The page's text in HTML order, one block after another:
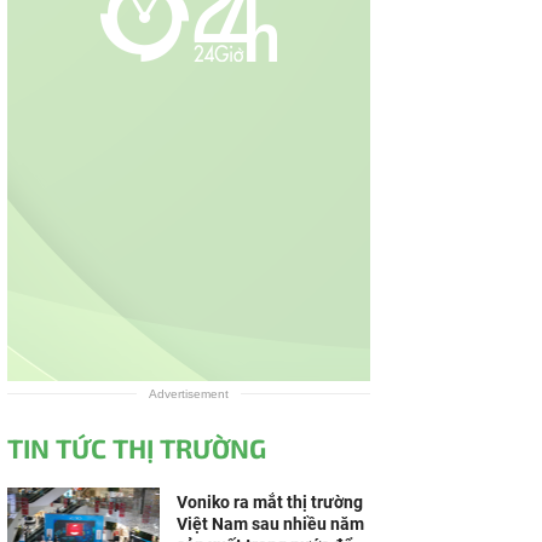
Advertisement
TIN TỨC THỊ TRƯỜNG
Voniko ra mắt thị trường
Việt Nam sau nhiều năm